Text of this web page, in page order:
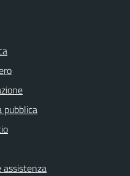
pubblica
assistenza